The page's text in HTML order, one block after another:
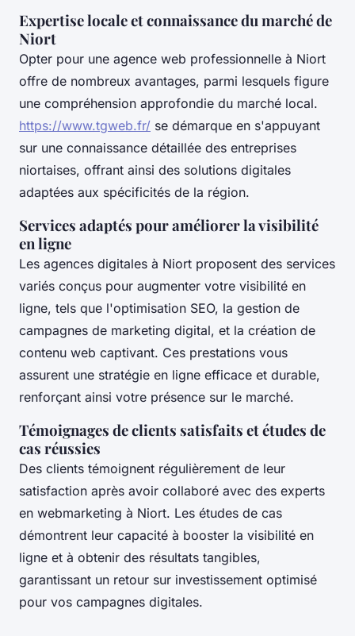
Expertise locale et connaissance du marché de
Niort
Opter pour une agence web professionnelle à Niort
offre de nombreux avantages, parmi lesquels figure
une compréhension approfondie du marché local.
https://www.tgweb.fr/ se démarque en s'appuyant
sur une connaissance détaillée des entreprises
niortaises, offrant ainsi des solutions digitales
adaptées aux spécificités de la région.
Services adaptés pour améliorer la visibilité
en ligne
Les agences digitales à Niort proposent des services
variés conçus pour augmenter votre visibilité en
ligne, tels que l'optimisation SEO, la gestion de
campagnes de marketing digital, et la création de
contenu web captivant. Ces prestations vous
assurent une stratégie en ligne efficace et durable,
renforçant ainsi votre présence sur le marché.
Témoignages de clients satisfaits et études de
cas réussies
Des clients témoignent régulièrement de leur
satisfaction après avoir collaboré avec des experts
en webmarketing à Niort. Les études de cas
démontrent leur capacité à booster la visibilité en
ligne et à obtenir des résultats tangibles,
garantissant un retour sur investissement optimisé
pour vos campagnes digitales.